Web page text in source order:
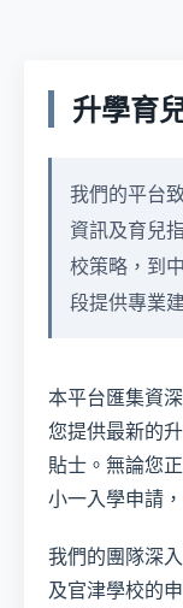
升學育
我們的平台
資訊及育兒
校策略，到
段提供專業
本平台匯集資
您提供最新的
貼士。無論您
小一入學申請
我們的團隊深
及官津學校的